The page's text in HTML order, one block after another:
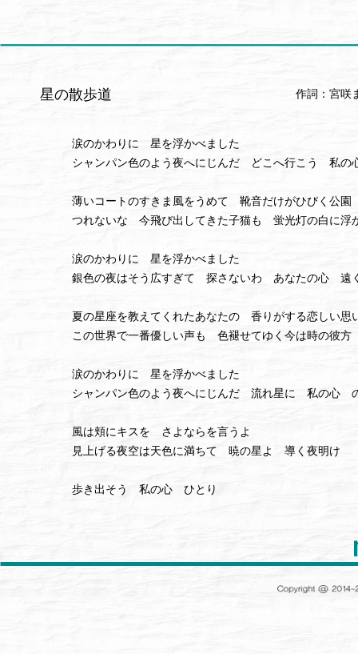
星の散歩道 作詞：宮咲
涙のかわりに 星を浮かべました
シャンパン色のよう夜へにじんだ どこへ行こう 私
薄いコートのすきま風をうめて 靴音だけがひびく公園
つれないな 今飛び出してきた子猫も 蛍光灯の白に浮
涙のかわりに 星を浮かべました
銀色の夜はそう広すぎて 探さないわ あなたの心 遠
夏の星座を教えてくれたあなたの 香りがする恋しい思
この世界で一番優しい声も 色褪せてゆく今は時の彼方
涙のかわりに 星を浮かべました
シャンパン色のよう夜へにじんだ 流れ星に 私の心
風は頬にキスを さよならを言うよ
見上げる夜空は天色に満ちて 暁の星よ 導く夜明け
歩き出そう 私の心 ひとり